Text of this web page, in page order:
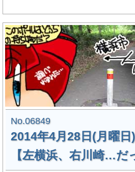
No.06849
2014年4月28日(月曜日)
【左横浜、右川崎…だ